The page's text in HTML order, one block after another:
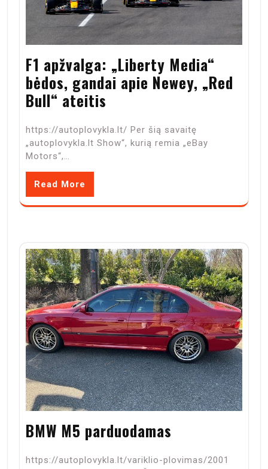
F1 apžvalga: „Liberty Media“
bėdos, gandai apie Newey, „Red
Bull“ ateitis
https://autoplovykla.lt/ Per šią savaitę
„autoplovykla.lt Show“, kurią remia „eBay
Motors“,…
Read More
BMW M5 parduodamas
https://autoplovykla.lt/variklio-plovimas/2001